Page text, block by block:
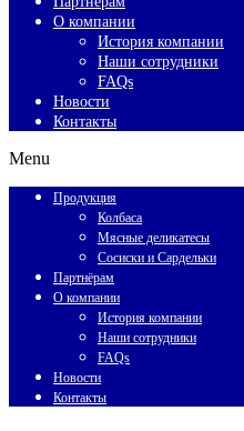
О компании
История компании
Наши сотрудники
FAQs
Новости
Контакты
Menu
Продукция
Колбаса
Мясные деликатесы
Сосиски и Сардельки
Партнёрам
О компании
История компании
Наши сотрудники
FAQs
Новости
Контакты